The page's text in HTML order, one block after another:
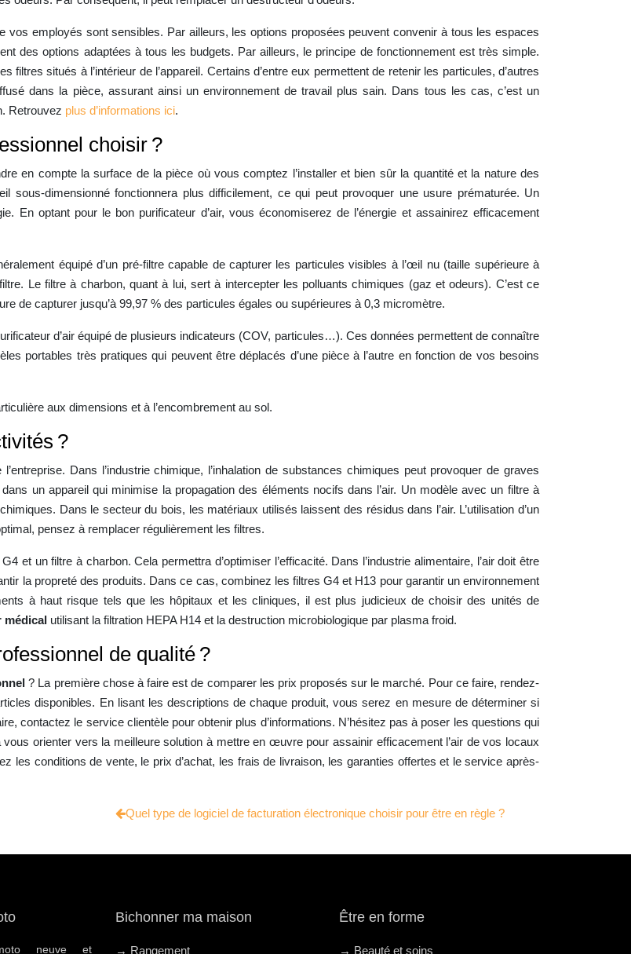
employés sont sensibles. Par ailleurs, les options proposées peuvent convenir à tous les espaces
des options adaptées à tous les budgets. Par ailleurs, le principe de fonctionnement est très simple.
filtres situés à l’intérieur de l’appareil. Certains d’entre eux permettent de retenir les particules, d’autres
dans la pièce, assurant ainsi un environnement de travail plus sain. Dans tous les cas, c’est un
Retrouvez plus d’informations ici.
choisir ?
en compte la surface de la pièce où vous comptez l’installer et bien sûr la quantité et la nature des
sous-dimensionné fonctionnera plus difficilement, ce qui peut provoquer une usure prématurée. Un
En optant pour le bon purificateur d’air, vous économiserez de l’énergie et assainirez efficacement
équipé d’un pré-filtre capable de capturer les particules visibles à l’œil nu (taille supérieure à
Le filtre à charbon, quant à lui, sert à intercepter les polluants chimiques (gaz et odeurs). C’est ce
de capturer jusqu’à 99,97 % des particules égales ou supérieures à 0,3 micromètre.
d’air équipé de plusieurs indicateurs (COV, particules…). Ces données permettent de connaître
portables très pratiques qui peuvent être déplacés d’une pièce à l’autre en fonction de vos besoins
aux dimensions et à l’encombrement au sol.
?
Dans l’industrie chimique, l’inhalation de substances chimiques peut provoquer de graves
un appareil qui minimise la propagation des éléments nocifs dans l’air. Un modèle avec un filtre à
Dans le secteur du bois, les matériaux utilisés laissent des résidus dans l’air. L’utilisation d’un
pensez à remplacer régulièrement les filtres.
et un filtre à charbon. Cela permettra d’optimiser l’efficacité. Dans l’industrie alimentaire, l’air doit être
la propreté des produits. Dans ce cas, combinez les filtres G4 et H13 pour garantir un environnement
à haut risque tels que les hôpitaux et les cliniques, il est plus judicieux de choisir des unités de
médical utilisant la filtration HEPA H14 et la destruction microbiologique par plasma froid.
de qualité ?
? La première chose à faire est de comparer les prix proposés sur le marché. Pour ce faire, rendez-
disponibles. En lisant les descriptions de chaque produit, vous serez en mesure de déterminer si
contactez le service clientèle pour obtenir plus d’informations. N’hésitez pas à poser les questions qui
orienter vers la meilleure solution à mettre en œuvre pour assainir efficacement l’air de vos locaux
les conditions de vente, le prix d’achat, les frais de livraison, les garanties offertes et le service après-
Quel type de logiciel de facturation électronique choisir pour être en règle ?
neuve et
Bichonner ma maison
→ Rangement
Être en forme
→ Beauté et soins